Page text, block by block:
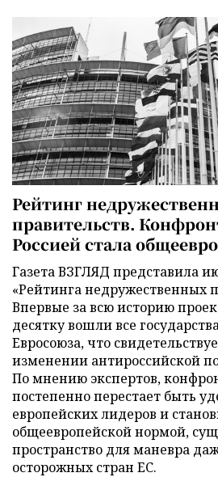
Рейтинг
правительств.
Россией стала
Газета ВЗГЛЯД представила
«Рейтинга недружественных
Впервые за всю историю
десятку вошли все
Евросоюза, что
изменении антироссийской
По мнению экспертов,
постепенно перестает быть
европейских лидеров и
общеевропейской нормой,
пространство для маневра
осторожных стран ЕС.